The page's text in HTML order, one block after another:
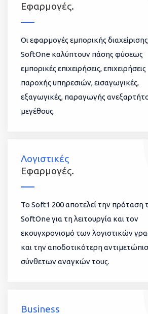
Εφαρμογές.
Οι εφαρμογές εμπορικής
SoftOne καλύπτουν πάσης φύσεως
εμπορικές επιχειρήσεις, επιχειρήσεις
παροχής υπηρεσιών, εισαγωγικές,
εξαγωγικές, παραγωγής
μεγέθους.
Λογιστικές
Εφαρμογές.
To Soft1 200 αποτελεί την πρόταση
SoftOne για τη λειτουργία και τον
εκσυγχρονισμό των λογιστικών
και την αποδοτικότερη
σύνθετων αναγκών τους.
Business